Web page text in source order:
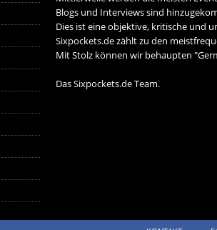
Blogs und Interviews sind
Dies ist eine objektive, kritische und
Sixpockets.de zählt zu den
Mit Stolz können wir behaupten
Das Sixpockets.de Team.